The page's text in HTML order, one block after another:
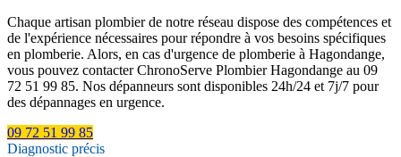
Chaque artisan plombier de notre réseau dispose des compétences et
de l'expérience nécessaires pour répondre à vos besoins spécifiques
en plomberie. Alors, en cas d'urgence de plomberie à Hagondange,
vous pouvez contacter ChronoServe Plombier Hagondange au 09
72 51 99 85. Nos dépanneurs sont disponibles 24h/24 et 7j/7 pour
des dépannages en urgence.
09 72 51 99 85
Diagnostic précis